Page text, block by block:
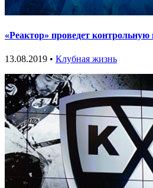
«Реактор» проведет
13.08.2019 • Клубная жизнь